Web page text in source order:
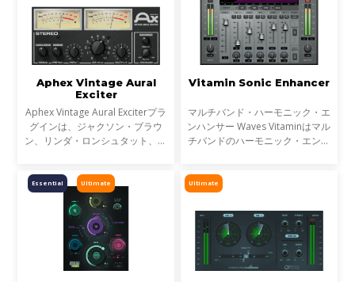
Aphex Vintage Aural
Exciter
Aphex Vintage Aural Exciterプラ
グインは、ジャクソン・ブラウ
ン、リンダ・ロンシュタット、ジ
ナルのAural Exciterを知り尽くし
たエンジニア、Val Ga
Vitamin Sonic Enhancer
マルチバンド・ハーモニック・エ
ンハンサー Waves Vitaminはマル
チバンドのハーモニック・エンハ
ンドにパワーを与え、エンハンス
Ultimate
Essential Ultimate